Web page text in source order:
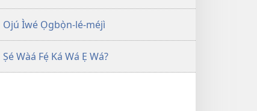
Ojú Ìwé Ọgbọ̀n-lé-méjì
Ṣé Wàá Fẹ́ Ká Wá Ẹ Wá?